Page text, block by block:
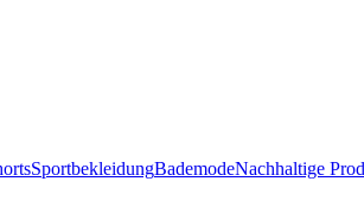
SportbekleidungBademodeNachhaltige